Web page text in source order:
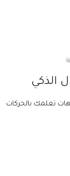
الذكي
تعلمك بالحركات